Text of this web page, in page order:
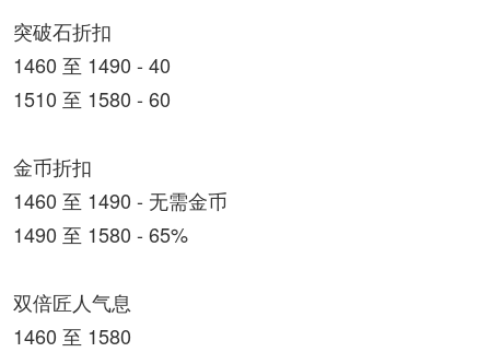
突破石折扣
1460 至 1490 - 40
1510 至 1580 - 60
金币折扣
1460 至 1490 - 无需金币
1490 至 1580 - 65%
双倍匠人气息
1460 至 1580